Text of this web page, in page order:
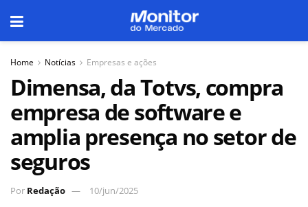
Home Notícias Empresas e ações
Dimensa, da Totvs, compra
empresa de software e
amplia presença no setor de
seguros
Por Redação 10/jun/2025